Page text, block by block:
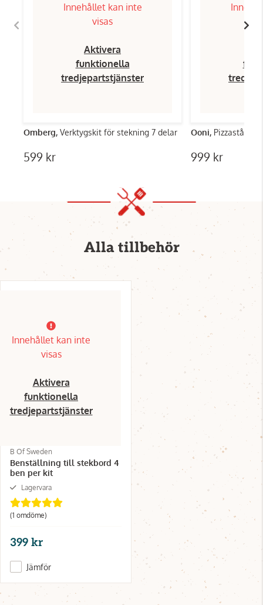
Innehållet kan inte
visas
Aktivera
funktionella
tredjepartstjänster
Omberg, Verktygskit för stekning 7 delar
599 kr
Ooni, Pizzastål 34
999 kr
Alla tillbehör
Innehållet kan inte
visas
Aktivera
funktionella
tredjepartstjänster
B Of Sweden
Benställning till stekbord 4
ben per kit
Lagervara
(1 omdöme)
399 kr
Jämför